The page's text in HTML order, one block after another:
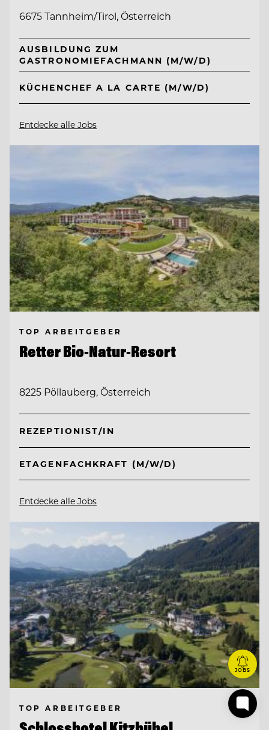
6675 Tannheim/Tirol, Österreich
AUSBILDUNG ZUM
GASTRONOMIEFACHMANN (M/W/D)
KÜCHENCHEF A LA CARTE (M/W/D)
Entdecke alle Jobs
TOP ARBEITGEBER
Retter Bio-Natur-Resort
8225 Pöllauberg, Österreich
REZEPTIONIST/IN
ETAGENFACHKRAFT (M/W/D)
Entdecke alle Jobs
TOP ARBEITGEBER
JOBS